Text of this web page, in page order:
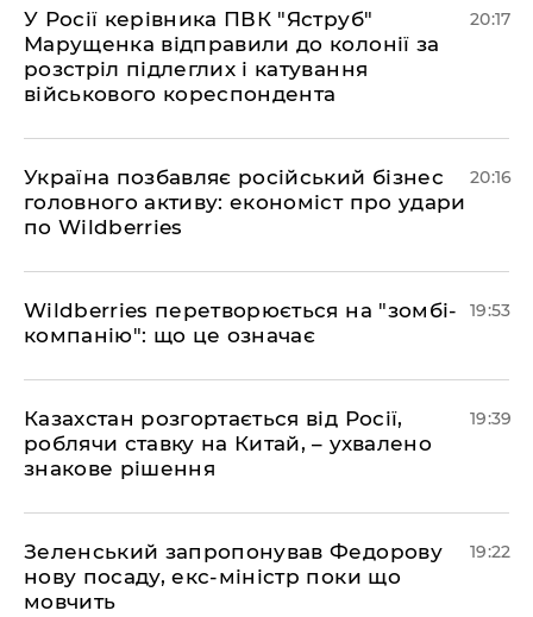
​У Росії керівника ПВК "Яструб"
Марущенка відправили до колонії за
розстріл підлеглих і катування
військового кореспондента
20:17
​Україна позбавляє російський бізнес
головного активу: економіст про удари
по Wildberries
20:16
​Wildberries перетворюється на "зомбі-
компанію": що це означає
19:53
​Казахстан розгортається від Росії,
роблячи ставку на Китай, – ухвалено
знакове рішення
19:39
​Зеленський запропонував Федорову
нову посаду, екс-міністр поки що
мовчить
19:22